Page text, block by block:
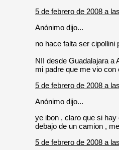
5 de febrero de 2008 a
Anónimo dijo...
no hace falta ser cipollini
NII desde Guadalajara a
mi padre que me vio
5 de febrero de 2008 a
Anónimo dijo...
ye ibon , claro que si
debajo de un camion ,
5 de febrero de 2008 a